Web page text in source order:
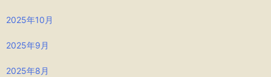
2025年10月
2025年9月
2025年8月